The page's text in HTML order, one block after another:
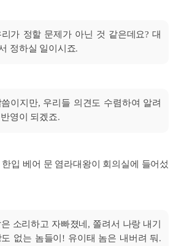
리가 정할 문제가 아닌 것 같은데요? 대
정하실 일이시죠.
이지만, 우리들 의견도 수렴하여 알려
영이 되겠죠.
입 베어 문 염라대왕이 회의실에 들어섰
소리하고 자빠졌네, 쫄려서 나랑 내기
없는 놈들이! 유이태 놈은 내버려 둬.